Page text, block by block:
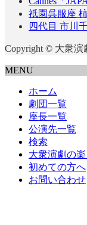
祇園呉服座
四代目 市川
Copyright © 大衆演
MENU
ホーム
劇団一覧
座長一覧
公演先一覧
検索
大衆演劇の
初めての方へ
お問い合わせ